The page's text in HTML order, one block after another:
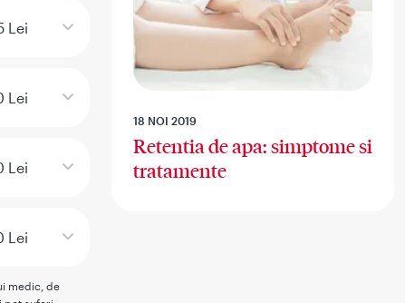
Lei
Lei
Lei
Lei
medic, de
18 NOI 2019
Retentia de apa: simptome si
tratamente